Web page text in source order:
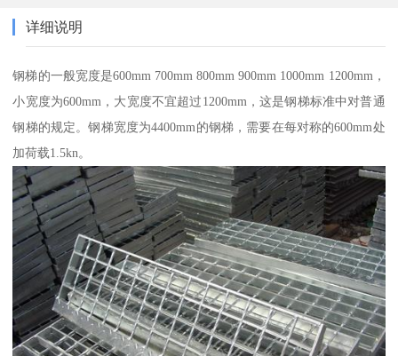
详细说明
钢梯的一般宽度是600mm 700mm 800mm 900mm 1000mm 1200mm，
小宽度为600mm，大宽度不宜超过1200mm，这是钢梯标准中对普通
钢梯的规定。钢梯宽度为4400mm的钢梯，需要在每对称的600mm处
加荷载1.5kn。